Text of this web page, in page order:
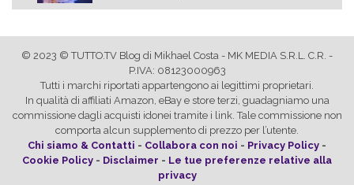
© 2023 © TUTTO.TV Blog di Mikhael Costa - MK MEDIA S.R.L. C.R. -
P.IVA: 08123000963
Tutti i marchi riportati appartengono ai legittimi proprietari.
In qualità di affiliati Amazon, eBay e store terzi, guadagniamo una
commissione dagli acquisti idonei tramite i link. Tale commissione non
comporta alcun supplemento di prezzo per l’utente.
Chi siamo & Contatti - Collabora con noi - Privacy Policy -
Cookie Policy - Disclaimer - Le tue preferenze relative alla
privacy